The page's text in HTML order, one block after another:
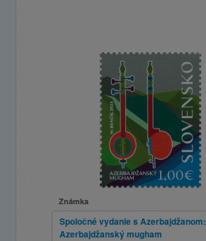
Známka
Spoločné vydanie s Azerbajdžanom:
Azerbajdžanský mugham